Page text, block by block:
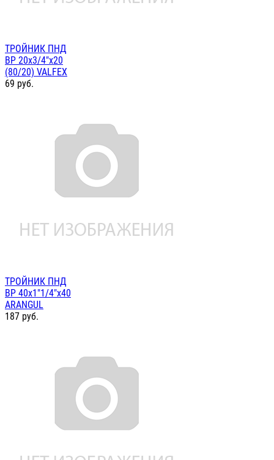
ТРОЙНИК ПНД
ВР 20х3/4"х20
(80/20) VALFEX
69 руб.
ТРОЙНИК ПНД
ВР 40х1"1/4"х40
ARANGUL
187 руб.